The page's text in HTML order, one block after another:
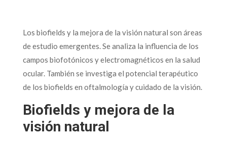
Los biofields y la mejora de la visión natural son áreas
de estudio emergentes. Se analiza la influencia de los
campos biofotónicos y electromagnéticos en la salud
ocular. También se investiga el potencial terapéutico
de los biofields en oftalmología y cuidado de la visión.
Biofields y mejora de la
visión natural